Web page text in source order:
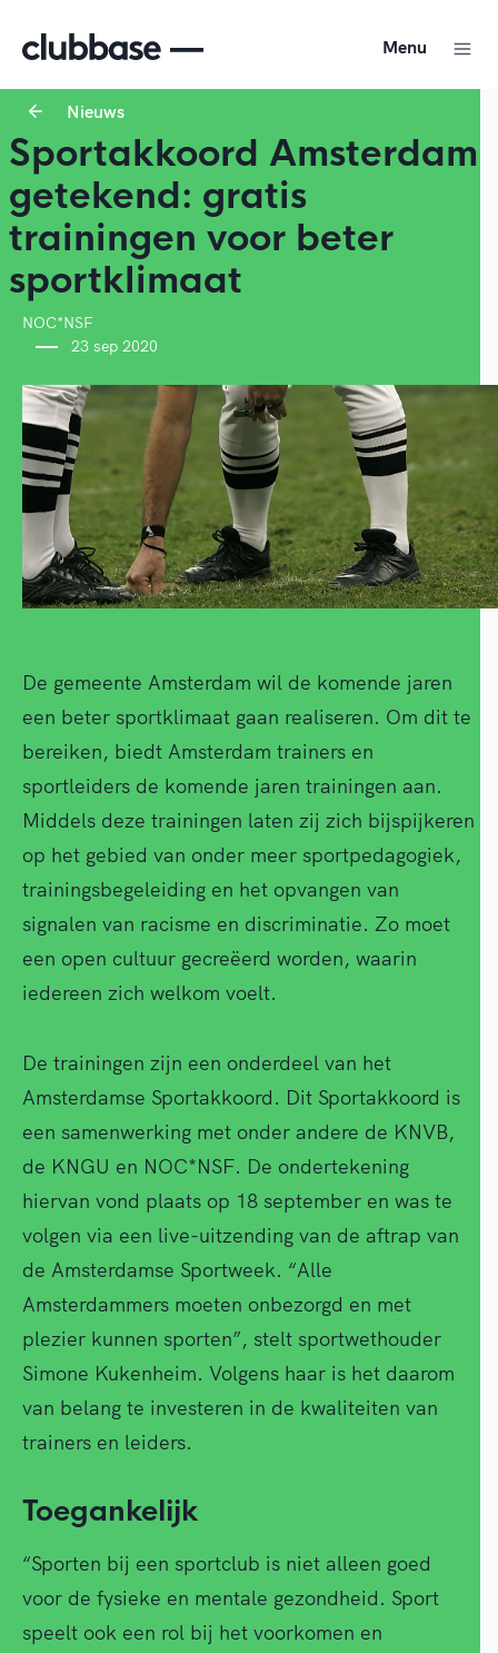
Menu
Nieuws
Sportakkoord Amsterdam
getekend: gratis
trainingen voor beter
sportklimaat
NOC*NSF
23 sep 2020
De gemeente Amsterdam wil de komende jaren
een beter sportklimaat gaan realiseren. Om dit te
bereiken, biedt Amsterdam trainers en
sportleiders de komende jaren trainingen aan.
Middels deze trainingen laten zij zich bijspijkeren
op het gebied van onder meer sportpedagogiek,
trainingsbegeleiding en het opvangen van
signalen van racisme en discriminatie. Zo moet
een open cultuur gecreëerd worden, waarin
iedereen zich welkom voelt.
De trainingen zijn een onderdeel van het
Amsterdamse Sportakkoord. Dit Sportakkoord is
een samenwerking met onder andere de KNVB,
de KNGU en NOC*NSF. De ondertekening
hiervan vond plaats op 18 september en was te
volgen via een live-uitzending van de aftrap van
de Amsterdamse Sportweek. “Alle
Amsterdammers moeten onbezorgd en met
plezier kunnen sporten”, stelt sportwethouder
Simone Kukenheim. Volgens haar is het daarom
van belang te investeren in de kwaliteiten van
trainers en leiders.
Toegankelijk
“Sporten bij een sportclub is niet alleen goed
voor de fysieke en mentale gezondheid. Sport
speelt ook een rol bij het voorkomen en